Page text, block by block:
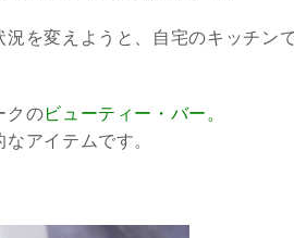
を変えようと、自宅のキッチン
クのビューティー・バー。
アイテムです。